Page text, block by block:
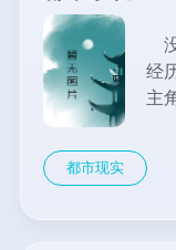
经
主
索
都市现实